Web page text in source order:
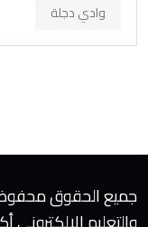
وادي دجلة